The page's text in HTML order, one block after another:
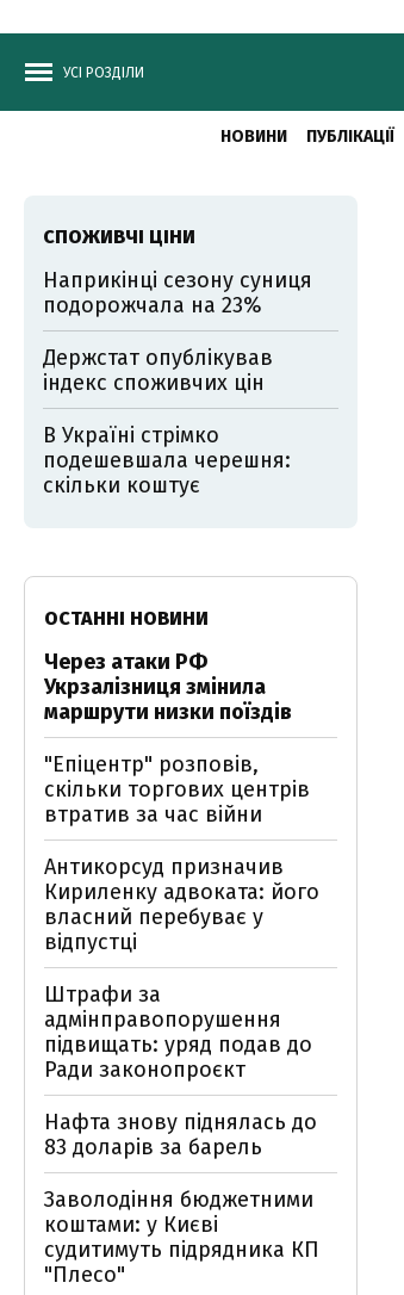
УСІ РОЗДІЛИ
НОВИНИ ПУБЛІКАЦІЇ
СПОЖИВЧІ ЦІНИ
Наприкінці сезону суниця
подорожчала на 23%
Держстат опублікував
індекс споживчих цін
В Україні стрімко
подешевшала черешня:
скільки коштує
ОСТАННІ НОВИНИ
Через атаки РФ
Укрзалізниця змінила
маршрути низки поїздів
"Епіцентр" розповів,
скільки торгових центрів
втратив за час війни
Антикорсуд призначив
Кириленку адвоката: його
власний перебуває у
відпустці
Штрафи за
адмінправопорушення
підвищать: уряд подав до
Ради законопроєкт
Нафта знову піднялась до
83 доларів за барель
Заволодіння бюджетними
коштами: у Києві
судитимуть підрядника КП
"Плесо"